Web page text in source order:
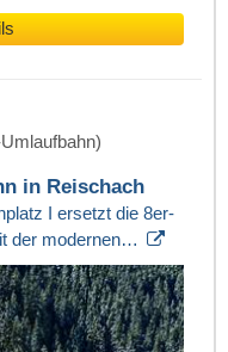
in Reischach
I ersetzt die 8er-
der modernen…